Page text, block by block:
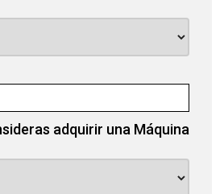
adquirir una Máquina